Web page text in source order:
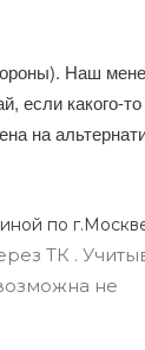
Наш
если какого-
на
по
ТК .
не